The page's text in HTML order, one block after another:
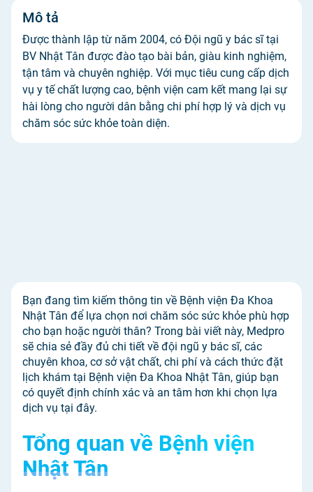
Mô tả
Được thành lập từ năm 2004, có Đội ngũ y bác sĩ tại
BV Nhật Tân được đào tạo bài bản, giàu kinh nghiệm,
tận tâm và chuyên nghiệp. Với mục tiêu cung cấp dịch
vụ y tế chất lượng cao, bệnh viện cam kết mang lại sự
hài lòng cho người dân bằng chi phí hợp lý và dịch vụ
chăm sóc sức khỏe toàn diện.
Bạn đang tìm kiếm thông tin về Bệnh viện Đa Khoa
Nhật Tân để lựa chọn nơi chăm sóc sức khỏe phù hợp
cho bạn hoặc người thân? Trong bài viết này, Medpro
sẽ chia sẻ đầy đủ chi tiết về đội ngũ y bác sĩ, các
chuyên khoa, cơ sở vật chất, chi phí và cách thức đặt
lịch khám tại Bệnh viện Đa Khoa Nhật Tân, giúp bạn
có quyết định chính xác và an tâm hơn khi chọn lựa
dịch vụ tại đây.
Tổng quan về Bệnh viện
Nhật Tân